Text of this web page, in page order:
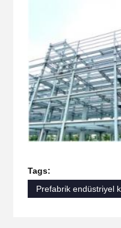
Tags:
Prefabrik endüstriyel